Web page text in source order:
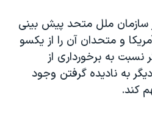
«سی‌پک»
سازمان ملل متحد پيش بينی
و متحدان آن را از يکسو
نسبت به برخورداری از
به ناديده گرفتن وجود
کند.